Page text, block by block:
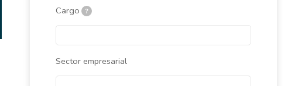
Cargo ?
Sector empresarial